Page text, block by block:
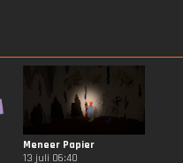
Meneer Papier
13 juli 06:40